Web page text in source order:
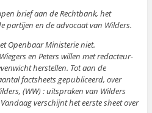
brief aan de Rechtbank, het
partijen en de advocaat van Wilders.
Openbaar Ministerie niet.
en Peters willen met redacteur-
herstellen. Tot aan de
factsheets gepubliceerd, over
(WW) : uitspraken van Wilders
verschijnt het eerste sheet over